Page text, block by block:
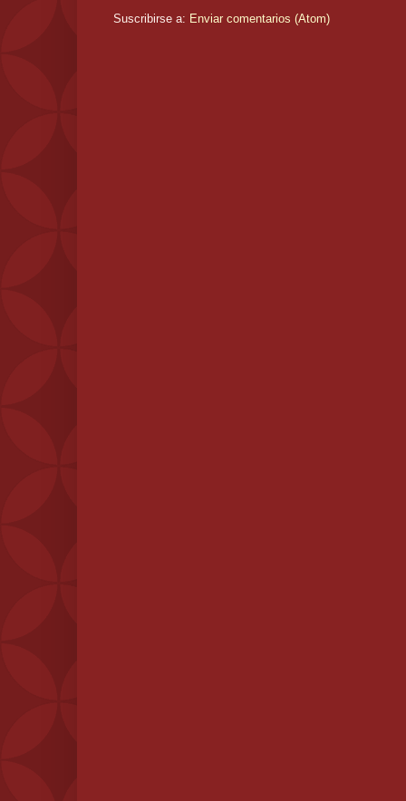
Suscribirse a: Enviar comentarios (Atom)